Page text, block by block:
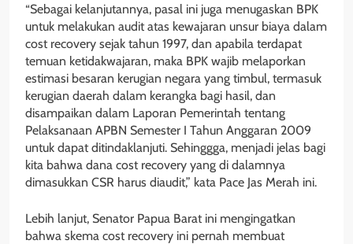
“Sebagai kelanjutannya, pasal ini juga menugaskan BPK
untuk melakukan audit atas kewajaran unsur biaya dalam
cost recovery sejak tahun 1997, dan apabila terdapat
temuan ketidakwajaran, maka BPK wajib melaporkan
estimasi besaran kerugian negara yang timbul, termasuk
kerugian daerah dalam kerangka bagi hasil, dan
disampaikan dalam Laporan Pemerintah tentang
Pelaksanaan APBN Semester I Tahun Anggaran 2009
untuk dapat ditindaklanjuti. Sehinggga, menjadi jelas bagi
kita bahwa dana cost recovery yang di dalamnya
dimasukkan CSR harus diaudit,” kata Pace Jas Merah ini.
Lebih lanjut, Senator Papua Barat ini mengingatkan
bahwa skema cost recovery ini pernah membuat